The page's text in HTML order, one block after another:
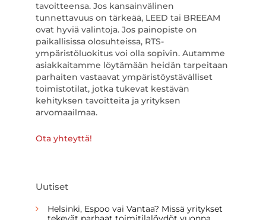
tavoitteensa. Jos kansainvälinen
tunnettavuus on tärkeää, LEED tai BREEAM
ovat hyviä valintoja. Jos painopiste on
paikallisissa olosuhteissa, RTS-
ympäristöluokitus voi olla sopivin. Autamme
asiakkaitamme löytämään heidän tarpeitaan
parhaiten vastaavat ympäristöystävälliset
toimistotilat, jotka tukevat kestävän
kehityksen tavoitteita ja yrityksen
arvomaailmaa.
Ota yhteyttä!
Uutiset
Helsinki, Espoo vai Vantaa? Missä yritykset